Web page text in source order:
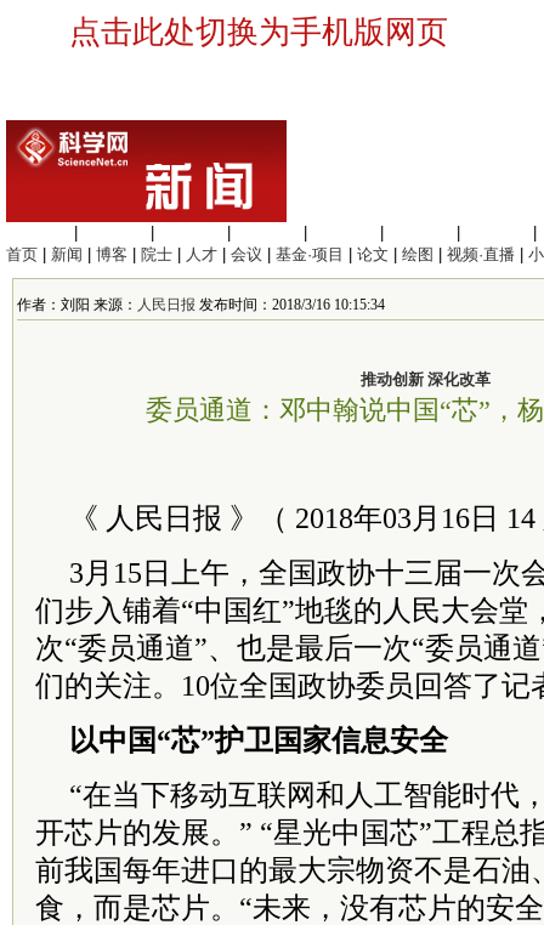
点击此处切换为手机版网页
首页
新闻 博客 院士 人才 会议 基金·项目 论文 绘图 视频·直播
作者：刘阳 来源： 人民日报 发布时间：2018/3/16 10:15:34
推动创新 深化改革
委员通道：邓中翰说中国“芯”，
《 人民日报 》（ 2018年03月16日
3月15日上午，全国政协十三届一次
们步入铺着“中国红”地毯的人民大会堂
次“委员通道”、也是最后一次“委员通
们的关注。10位全国政协委员回答了记
以中国“芯”护卫国家信息安全
“在当下移动互联网和人工智能时代
开芯片的发展。” “星光中国芯”工程总
前我国每年进口的最大宗物资不是石油
食，而是芯片。“未来，没有芯片的安